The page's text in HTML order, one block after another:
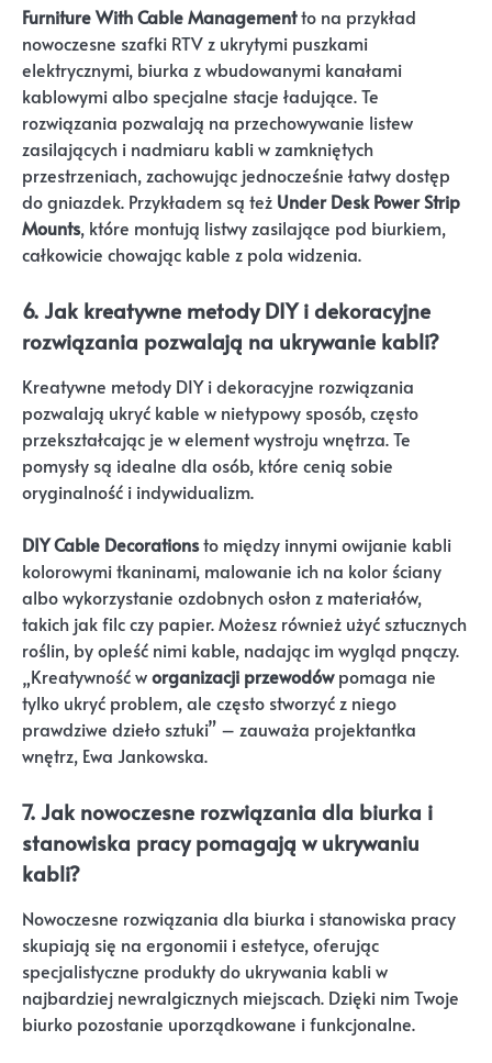
Furniture With Cable Managementto na przykład
nowoczesne szafki RTV z ukrytymi puszkami
elektrycznymi, biurka z wbudowanymi kanałami
kablowymi albo specjalne stacje ładujące. Te
rozwiązania pozwalają na przechowywanie listew
zasilających i nadmiaru kabli w zamkniętych
przestrzeniach, zachowując jednocześnie łatwy dostęp
do gniazdek. Przykładem są też Under Desk Power Strip
Mounts, które montują listwy zasilające pod biurkiem,
całkowicie chowając kable z pola widzenia.
6. Jak kreatywne metody DIY i dekoracyjne
rozwiązania pozwalają na ukrywanie kabli?
Kreatywne metody DIY i dekoracyjne rozwiązania
pozwalają ukryć kable w nietypowy sposób, często
przekształcając je w element wystroju wnętrza. Te
pomysły są idealne dla osób, które cenią sobie
oryginalność i indywidualizm.
DIY Cable Decorationsto między innymi owijanie kabli
kolorowymi tkaninami, malowanie ich na kolor ściany
albo wykorzystanie ozdobnych osłon z materiałów,
takich jak filc czy papier. Możesz również użyć sztucznych
roślin, by opleść nimi kable, nadając im wygląd pnączy.
„Kreatywność worganizacji przewodówpomaga nie
tylko ukryć problem, ale często stworzyć z niego
prawdziwe dzieło sztuki” – zauważa projektantka
wnętrz, Ewa Jankowska.
7. Jak nowoczesne rozwiązania dla biurka i
stanowiska pracy pomagają w ukrywaniu
kabli?
Nowoczesne rozwiązania dla biurka i stanowiska pracy
skupiają się na ergonomii i estetyce, oferując
specjalistyczne produkty do ukrywania kabli w
najbardziej newralgicznych miejscach. Dzięki nim Twoje
biurko pozostanie uporządkowane i funkcjonalne.